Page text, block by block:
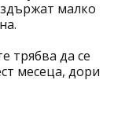
малко
трябва да се
месеца, дори